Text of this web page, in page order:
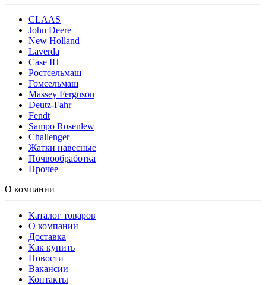
CLAAS
John Deere
New Holland
Laverda
Case IH
Ростсельмаш
Гомсельмаш
Massey Ferguson
Deutz-Fahr
Fendt
Sampo Rosenlew
Challenger
Жатки навесные
Почвообработка
Прочее
О компании
Каталог товаров
О компании
Доставка
Как купить
Новости
Вакансии
Контакты